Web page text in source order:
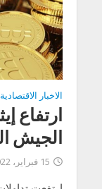
الاخبار الاقتصادية
الجيش
15 فبراير، 2022